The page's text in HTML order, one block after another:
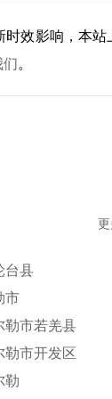
时效影响，本站
们。
台县
市
勒市若羌县
勒市开发区
勒